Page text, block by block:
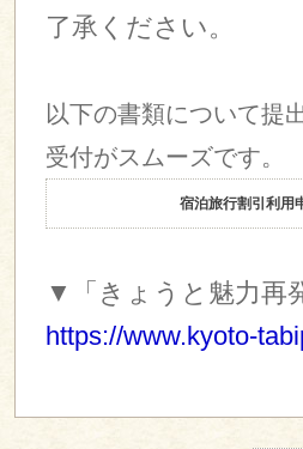
了承ください。
以下の書類について提
受付がスムーズです。
宿泊旅行割引利用
▼「きょうと魅力再
https://www.kyoto-